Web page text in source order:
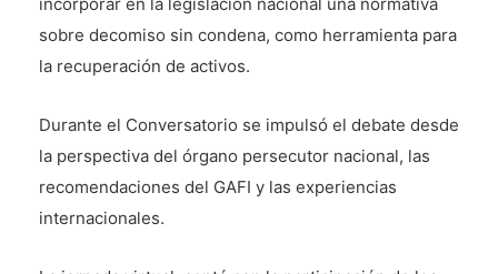
incorporar en la legislación nacional una normativa
sobre decomiso sin condena, como herramienta para
la recuperación de activos.
Durante el Conversatorio se impulsó el debate desde
la perspectiva del órgano persecutor nacional, las
recomendaciones del GAFI y las experiencias
internacionales.